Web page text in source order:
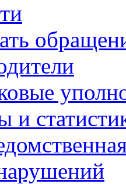
и